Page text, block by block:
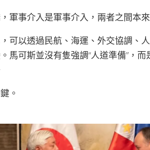
軍事介入是軍事介入，兩者之間本
可以透​​過民航、海運、外交協調、
馬可斯並沒有隻強調“人道準備”，而
。